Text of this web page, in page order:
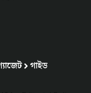
গাইড